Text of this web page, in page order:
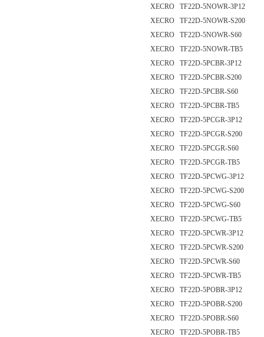
XECRO TF22D-5NOWR-3P12
XECRO TF22D-5NOWR-S200
XECRO TF22D-5NOWR-S60
XECRO TF22D-5NOWR-TB5
XECRO TF22D-5PCBR-3P12
XECRO TF22D-5PCBR-S200
XECRO TF22D-5PCBR-S60
XECRO TF22D-5PCBR-TB5
XECRO TF22D-5PCGR-3P12
XECRO TF22D-5PCGR-S200
XECRO TF22D-5PCGR-S60
XECRO TF22D-5PCGR-TB5
XECRO TF22D-5PCWG-3P12
XECRO TF22D-5PCWG-S200
XECRO TF22D-5PCWG-S60
XECRO TF22D-5PCWG-TB5
XECRO TF22D-5PCWR-3P12
XECRO TF22D-5PCWR-S200
XECRO TF22D-5PCWR-S60
XECRO TF22D-5PCWR-TB5
XECRO TF22D-5POBR-3P12
XECRO TF22D-5POBR-S200
XECRO TF22D-5POBR-S60
XECRO TF22D-5POBR-TB5